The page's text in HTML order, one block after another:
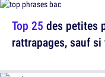
Top 25 des petites
rattrapages, sauf